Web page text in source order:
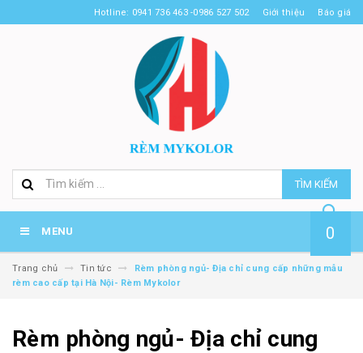
Hotline: 0941 736 463 -0986 527 502 Giới thiệu Báo giá
TÌM KIẾM
MENU 0
Trang chủ Tin tức
Rèm phòng ngủ- Địa chỉ cung cấp những mẫu
rèm cao cấp tại Hà Nội- Rèm Mykolor
Rèm phòng ngủ- Địa chỉ cung